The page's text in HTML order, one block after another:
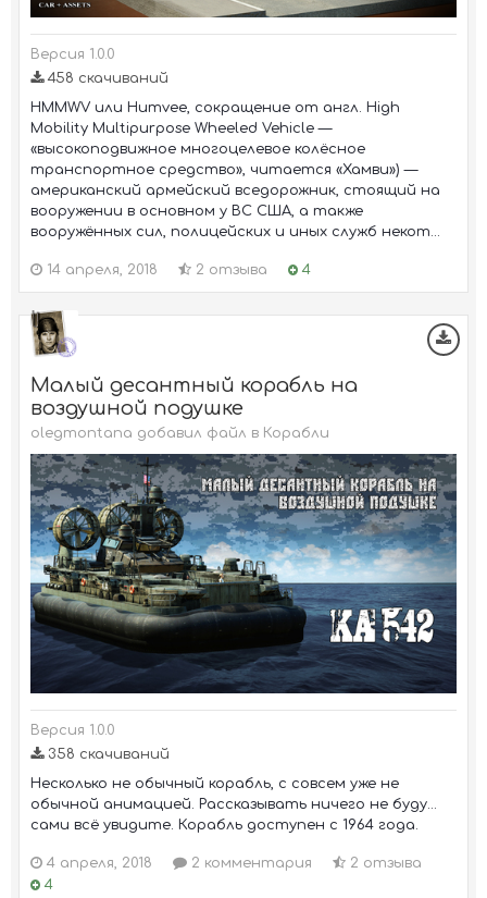
Версия 1.0.0
458 скачиваний
HMMWV или Humvee, сокращение от англ. High
Mobility Multipurpose Wheeled Vehicle —
«высокоподвижное многоцелевое колёсное
транспортное средство», читается «Хамви») —
американский армейский вседорожник, стоящий на
вооружении в основном у ВС США, а также
вооружённых сил, полицейских и иных служб некот...
14 апреля, 2018 2 отзыва 4
Малый десантный корабль на
воздушной подушке
olegmontana добавил файл в Корабли
Версия 1.0.0
358 скачиваний
Несколько не обычный корабль, с совсем уже не
обычной анимацией. Рассказывать ничего не буду...
сами всё увидите. Корабль доступен с 1964 года.
4 апреля, 2018 2 комментария
2 отзыва
4